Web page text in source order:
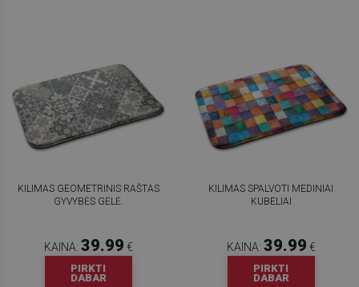
KILIMAS GEOMETRINIS RAŠTAS
GYVYBĖS GĖLĖ.
KAINA: 39.99 €
PIRKTI
DABAR
KILIMAS SPALVOTI MEDINIAI
KUBELIAI
KAINA: 39.99 €
PIRKTI
DABAR